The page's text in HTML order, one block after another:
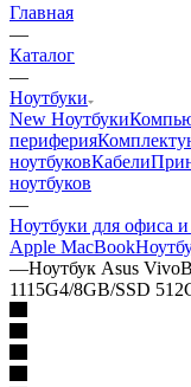
Главная
—
Каталог
—
Ноутбуки
New Ноутбуки
периферия
ноутбуковКабели
ноутбуков
—
Ноутбуки для офиса
Apple MacBook
—Ноутбук Asus
1115G4/8GB/SSD